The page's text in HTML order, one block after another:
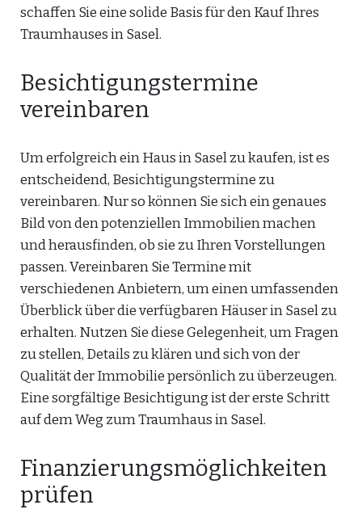
schaffen Sie eine solide Basis für den Kauf Ihres
Traumhauses in Sasel.
Besichtigungstermine
vereinbaren
Um erfolgreich ein Haus in Sasel zu kaufen, ist es
entscheidend, Besichtigungstermine zu
vereinbaren. Nur so können Sie sich ein genaues
Bild von den potenziellen Immobilien machen
und herausfinden, ob sie zu Ihren Vorstellungen
passen. Vereinbaren Sie Termine mit
verschiedenen Anbietern, um einen umfassenden
Überblick über die verfügbaren Häuser in Sasel zu
erhalten. Nutzen Sie diese Gelegenheit, um Fragen
zu stellen, Details zu klären und sich von der
Qualität der Immobilie persönlich zu überzeugen.
Eine sorgfältige Besichtigung ist der erste Schritt
auf dem Weg zum Traumhaus in Sasel.
Finanzierungsmöglichkeiten
prüfen